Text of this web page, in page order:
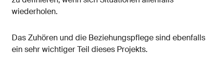
wiederholen.
Das Zuhören und die Beziehungspflege sind ebenfalls
ein sehr wichtiger Teil dieses Projekts.